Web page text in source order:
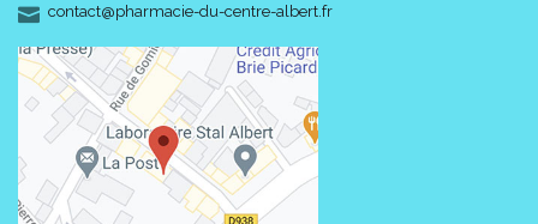
contact-
@-
pharmacie-du-centre-albert.fr